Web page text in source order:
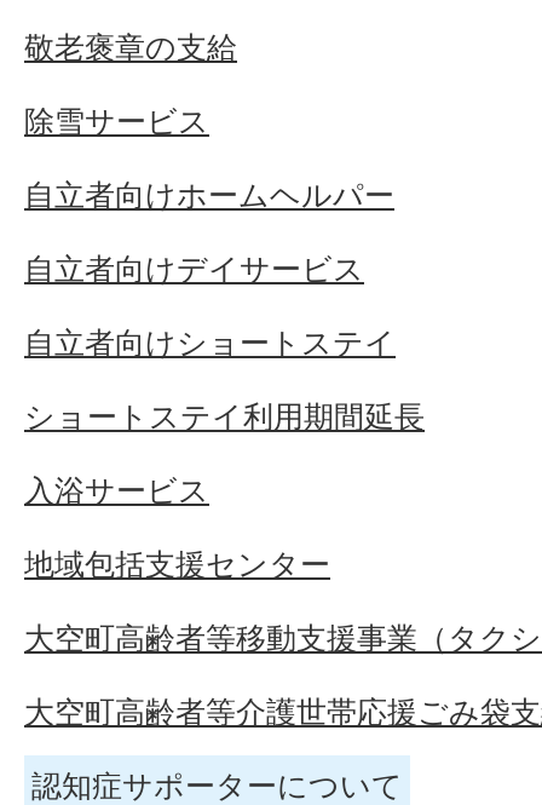
敬老褒章の支給
除雪サービス
自立者向けホームヘルパー
自立者向けデイサービス
自立者向けショートステイ
ショートステイ利用期間延長
入浴サービス
地域包括支援センター
大空町高齢者等移動支援事業（タク
大空町高齢者等介護世帯応援ごみ袋
認知症サポーターについて